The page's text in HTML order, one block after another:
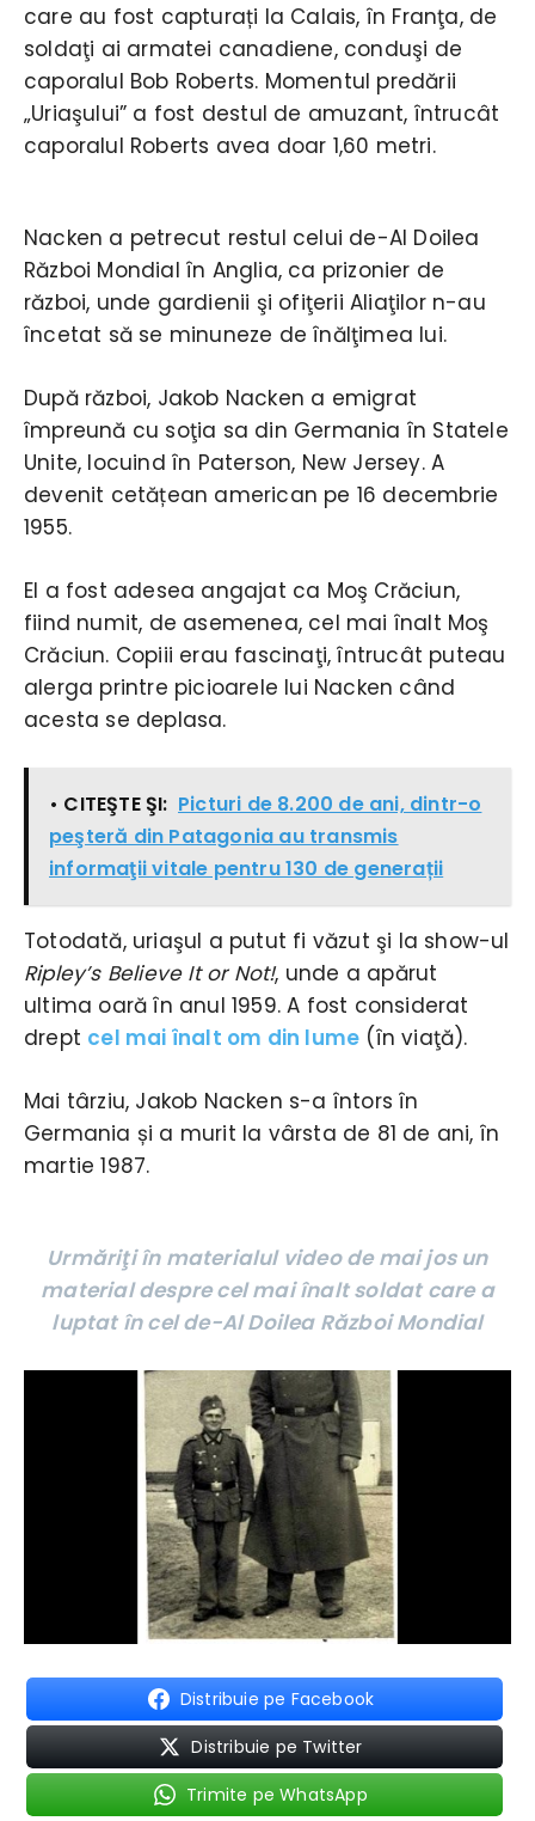
care au fost capturați la Calais, în Franţa, de
soldaţi ai armatei canadiene, conduşi de
caporalul Bob Roberts. Momentul predării
„Uriaşului” a fost destul de amuzant, întrucât
caporalul Roberts avea doar 1,60 metri.
Nacken a petrecut restul celui de-Al Doilea
Război Mondial în Anglia, ca prizonier de
război, unde gardienii şi ofiţerii Aliaţilor n-au
încetat să se minuneze de înălţimea lui.
După război, Jakob Nacken a emigrat
împreună cu soţia sa din Germania în Statele
Unite, locuind în Paterson, New Jersey. A
devenit cetățean american pe 16 decembrie
1955.
El a fost adesea angajat ca Moş Crăciun,
fiind numit, de asemenea, cel mai înalt Moş
Crăciun. Copiii erau fascinaţi, întrucât puteau
alerga printre picioarele lui Nacken când
acesta se deplasa.
• CITEŞTE ŞI: Picturi de 8.200 de ani, dintr-o
peşteră din Patagonia au transmis
informaţii vitale pentru 130 de generații
Totodată, uriaşul a putut fi văzut şi la show-ul
Ripley’s Believe It or Not!, unde a apărut
ultima oară în anul 1959. A fost considerat
drept cel mai înalt om din lume (în viaţă).
Mai târziu, Jakob Nacken s-a întors în
Germania și a murit la vârsta de 81 de ani, în
martie 1987.
Urmăriţi în materialul video de mai jos un
material despre cel mai înalt soldat care a
luptat în cel de-Al Doilea Război Mondial
Distribuie pe Facebook
Distribuie pe Twitter
Trimite pe WhatsApp